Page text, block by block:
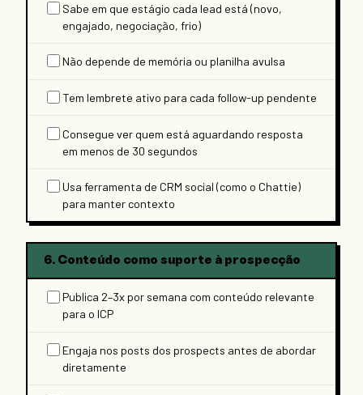
Sabe em que estágio cada lead está (novo,
engajado, negociação, frio)
Não depende de memória ou planilha avulsa
Tem lembrete ativo para cada follow-up pendente
Consegue ver quem está aguardando resposta
em menos de 30 segundos
Usa ferramenta de CRM social (como o Chattie)
para manter contexto
6. Conteúdo como suporte à prospecção
Publica 2–3x por semana com conteúdo relevante
para o ICP
Engaja nos posts dos prospects antes de abordar
diretamente